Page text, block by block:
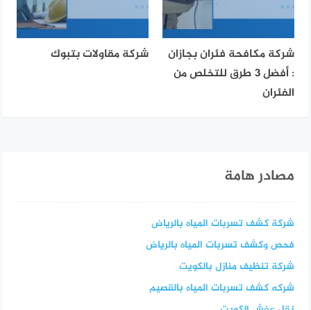
شركة مكافحة فئران بجازان
: أفضل 3 طرق للتخلص من
الفئران
شركة مقاولات بتبوك
مصادر هامة
شركة كشف تسربات المياه بالرياض
فحص وكشف تسربات المياه بالرياض
شركة تنظيف منازل بالكويت
شركه كشف تسربات المياه بالقصيم